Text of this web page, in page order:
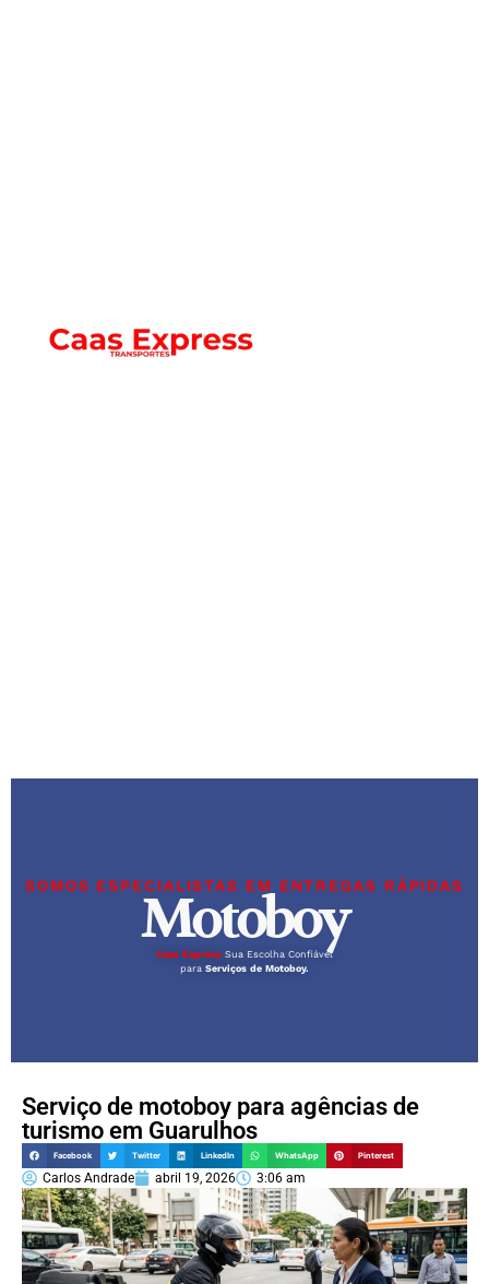
SOMOS ESPECIALISTAS EM ENTREGAS RÁPIDAS
Motoboy
Caas Express Sua Escolha Confiável
para Serviços de Motoboy.
Serviço de motoboy para agências de
turismo em Guarulhos
Facebook Twitter LinkedIn WhatsApp Pinterest
Carlos Andrade abril 19, 2026 3:06 am